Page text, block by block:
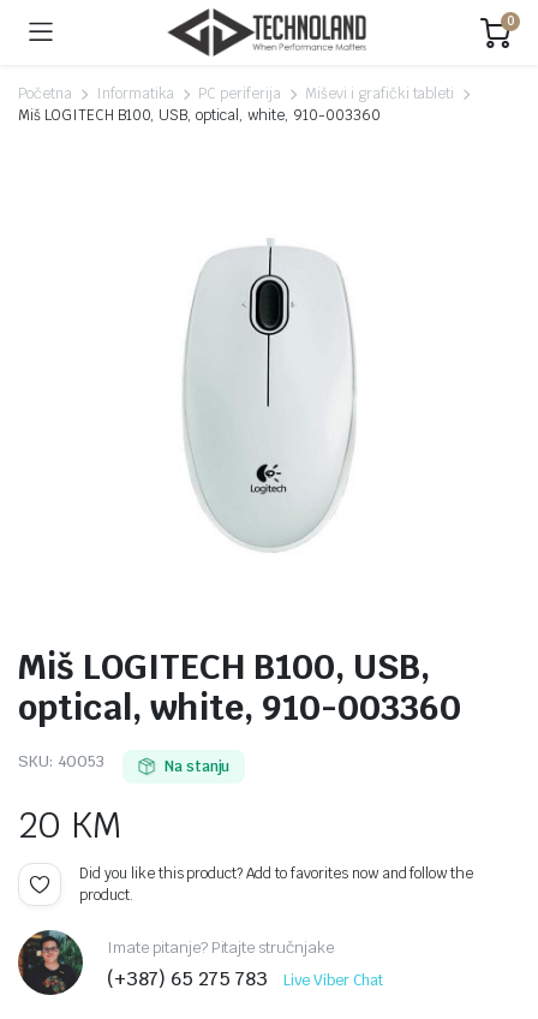
0
Početna Informatika PC periferija
Miševi i grafički tableti
Miš LOGITECH B100, USB, optical, white, 910-003360
Miš LOGITECH B100, USB,
optical, white, 910-003360
SKU: 40053 Na stanju
20 KM
Did you like this product? Add to favorites now and follow the
product.
Imate pitanje? Pitajte stručnjake
(+387) 65 275 783 Live Viber Chat